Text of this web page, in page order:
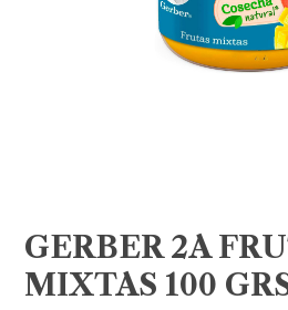
GERBER 2A
MIXTAS 100